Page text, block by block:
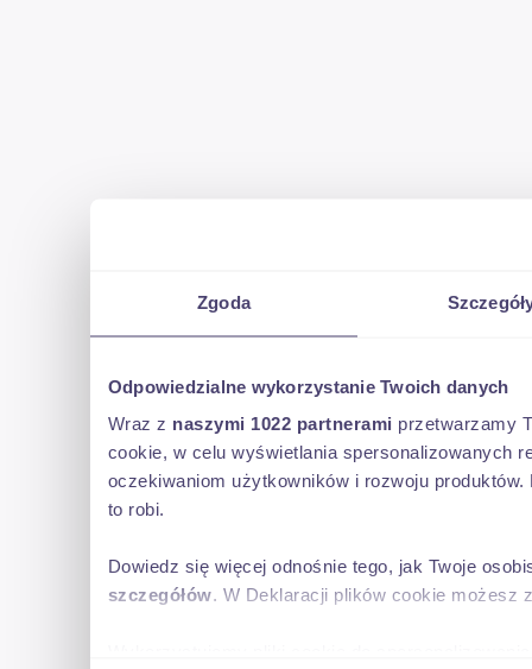
Zgoda
Odpowiedzialne wykorzystanie Twoich danych
Wraz z naszymi 1022 partnerami przetwarzamy
cookie, w celu wyświetlania spersonalizowanych
oczekiwaniom użytkowników i rozwoju
to robi.
Dowiedz się więcej odnośnie tego, jak Twoje
szczegółów. W Deklaracji plików cookie możesz